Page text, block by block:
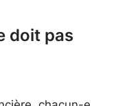
doit pas